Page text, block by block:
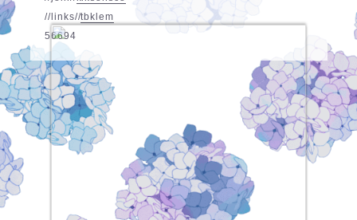
// links//tbk lem
56694